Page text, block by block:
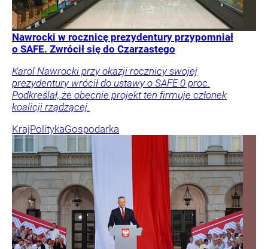
Nawrocki w rocznicę prezydentury przypomniał
o SAFE. Zwrócił się do Czarzastego
Karol Nawrocki przy okazji rocznicy swojej
prezydentury wrócił do ustawy o SAFE 0 proc.
Podkreślał, że obecnie projekt ten firmuje członek
koalicji rządzącej.
KrajPolitykaGospodarka